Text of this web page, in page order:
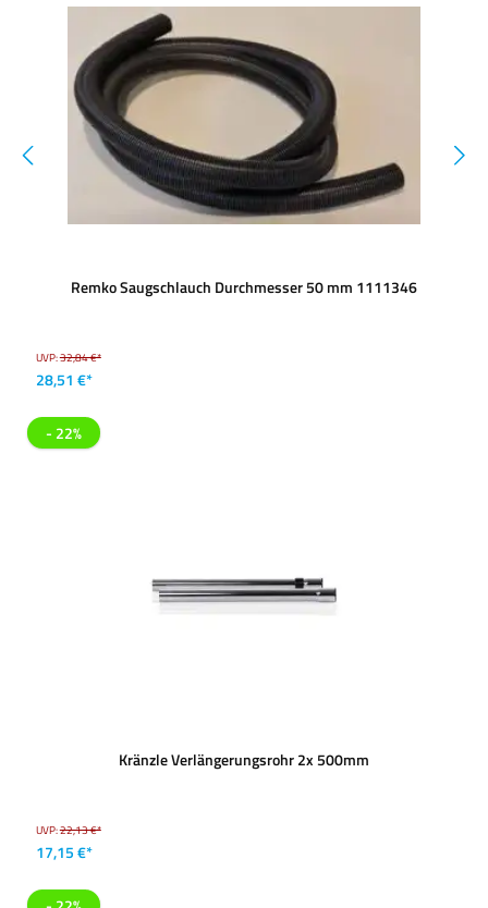
Remko Saugschlauch Durchmesser 50 mm 1111346
UVP:32,84 €*
28,51 €*
- 22%
Kränzle Verlängerungsrohr 2x 500mm
UVP:22,13 €*
17,15 €*